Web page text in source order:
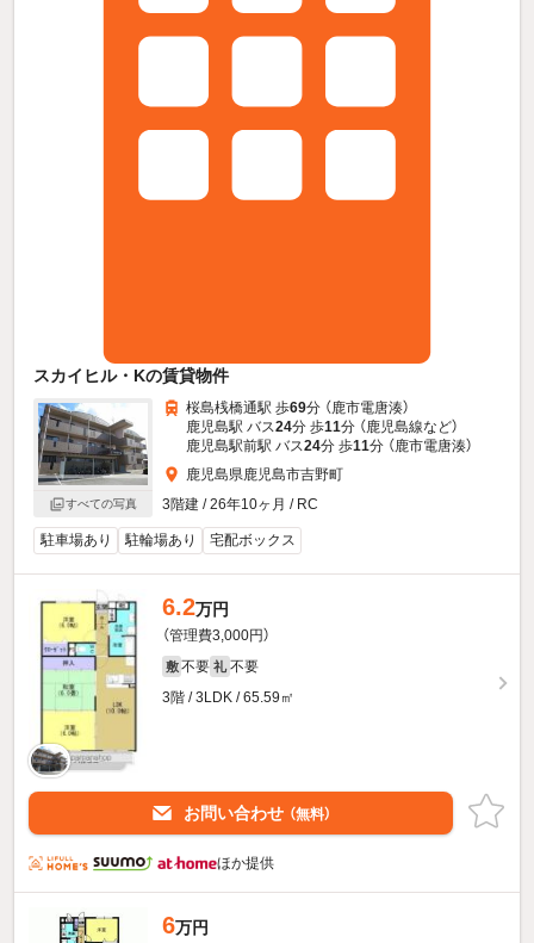
スカイヒル・Kの賃貸物件
すべての写真
桜島桟橋通駅 歩69分 （鹿市電唐湊）
鹿児島駅 バス24分 歩11分 （鹿児島線など）
鹿児島駅前駅 バス24分 歩11分 （鹿市電唐湊）
鹿児島県鹿児島市吉野町
3階建 / 26年10ヶ月 / RC
駐車場あり 駐輪場あり 宅配ボックス
6.2万円
（管理費3,000円）
敷 不要 礼 不要
3階 / 3LDK / 65.59㎡
お問い合わせ （無料）
ほか提供
6万円